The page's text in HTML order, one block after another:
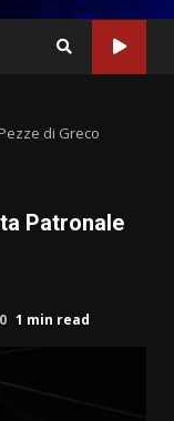
di Greco
Patronale
1 min read